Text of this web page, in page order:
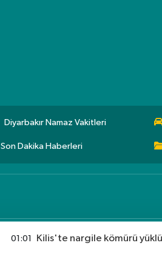
Diyarbakır Namaz Vakitleri
Son Dakika Haberleri
01:01 Kilis'te nargile kömürü yüklü